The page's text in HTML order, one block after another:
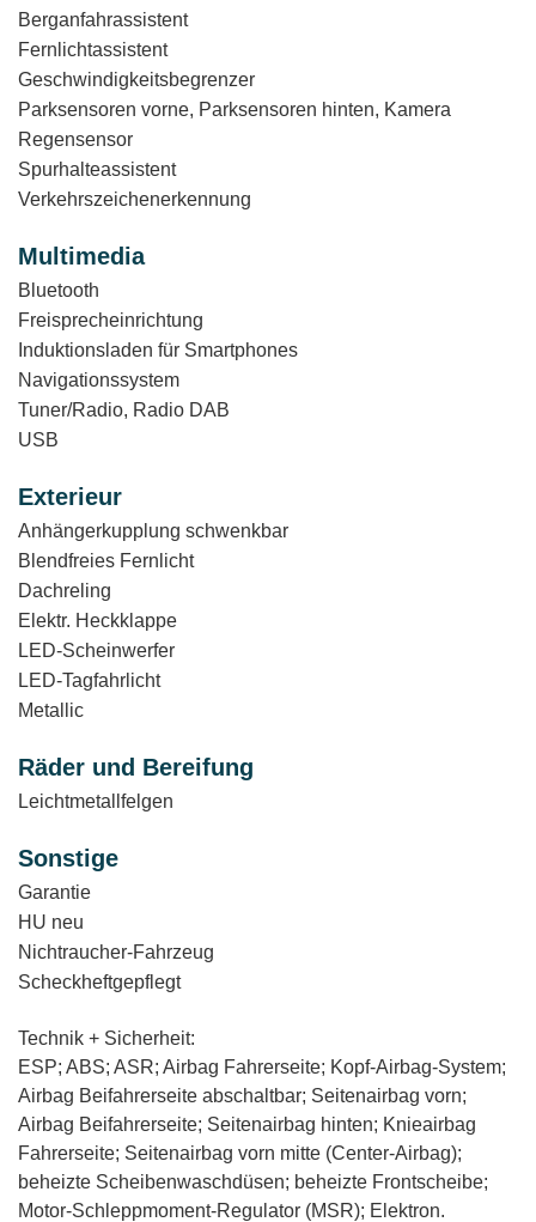
Berganfahrassistent
Fernlichtassistent
Geschwindigkeitsbegrenzer
Parksensoren vorne, Parksensoren hinten, Kamera
Regensensor
Spurhalteassistent
Verkehrszeichenerkennung
Multimedia
Bluetooth
Freisprecheinrichtung
Induktionsladen für Smartphones
Navigationssystem
Tuner/Radio, Radio DAB
USB
Exterieur
Anhängerkupplung schwenkbar
Blendfreies Fernlicht
Dachreling
Elektr. Heckklappe
LED-Scheinwerfer
LED-Tagfahrlicht
Metallic
Räder und Bereifung
Leichtmetallfelgen
Sonstige
Garantie
HU neu
Nichtraucher-Fahrzeug
Scheckheftgepflegt
Technik + Sicherheit:
ESP; ABS; ASR; Airbag Fahrerseite; Kopf-Airbag-System;
Airbag Beifahrerseite abschaltbar; Seitenairbag vorn;
Airbag Beifahrerseite; Seitenairbag hinten; Knieairbag
Fahrerseite; Seitenairbag vorn mitte (Center-Airbag);
beheizte Scheibenwaschdüsen; beheizte Frontscheibe;
Motor-Schleppmoment-Regulator (MSR); Elektron.